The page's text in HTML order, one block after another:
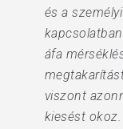
és a
áfa
viszont
kiesést